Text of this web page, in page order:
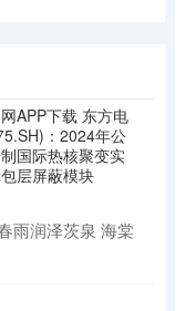
APP下载 东方电
：2024年公
国际热核聚变实
层屏蔽模块
雨润泽茨泉 海棠